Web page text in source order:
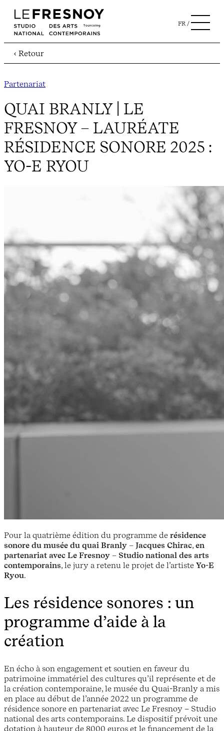
FR
‹ Retour
Partenariat
QUAI BRANLY | LE
FRESNOY – LAURÉATE
RÉSIDENCE SONORE 2025 :
YO-E RYOU
Pour la quatrième édition du programme de résidence
sonore du musée du quai Branly – Jacques Chirac, en
partenariat avec Le Fresnoy – Studio national des arts
contemporains, le jury a retenu le projet de l’artiste Yo-E
Ryou.
Les résidence sonores : un
programme d’aide à la
création
En écho à son engagement et soutien en faveur du
patrimoine immatériel des cultures qu’il représente et de
la création contemporaine, le musée du Quai-Branly a mis
en place au début de l’année 2022 un programme de
résidence sonore en partenariat avec Le Fresnoy – Studio
national des arts contemporains. Le dispositif prévoit une
dotation à hauteur de 8000 euros et le financement de la